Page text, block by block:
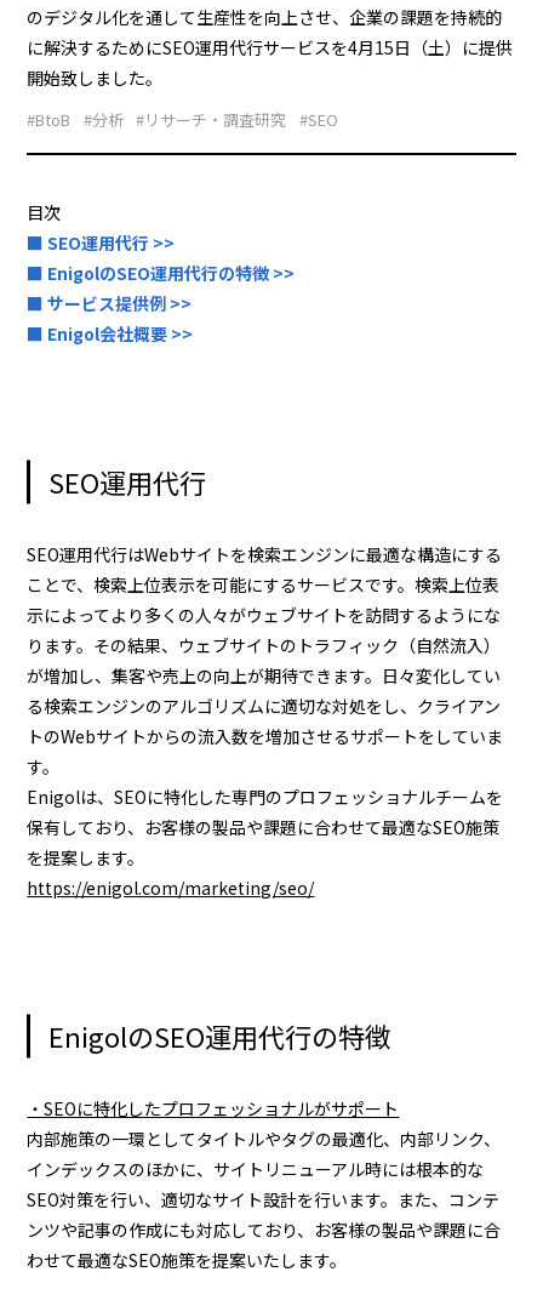
のデジタル化を通して生産性を向上させ、企業の課題を持続的
に解決するためにSEO運用代行サービスを4月15日（土）に提供
開始致しました。
#BtoB #分析 #リサーチ・調査研究 #SEO
目次
■ SEO運用代行 >>
■ EnigolのSEO運用代行の特徴 >>
■ サービス提供例 >>
■ Enigol会社概要 >>
SEO運用代行
SEO運用代行はWebサイトを検索エンジンに最適な構造にする
ことで、検索上位表示を可能にするサービスです。検索上位表
示によってより多くの人々がウェブサイトを訪問するようにな
ります。その結果、ウェブサイトのトラフィック（自然流入）
が増加し、集客や売上の向上が期待できます。日々変化してい
る検索エンジンのアルゴリズムに適切な対処をし、クライアン
トのWebサイトからの流入数を増加させるサポートをしていま
す。
Enigolは、SEOに特化した専門のプロフェッショナルチームを
保有しており、お客様の製品や課題に合わせて最適なSEO施策
を提案します。
https://enigol.com/marketing/seo/
EnigolのSEO運用代行の特徴
・SEOに特化したプロフェッショナルがサポート
内部施策の一環としてタイトルやタグの最適化、内部リンク、
インデックスのほかに、サイトリニューアル時には根本的な
SEO対策を行い、適切なサイト設計を行います。また、コンテ
ンツや記事の作成にも対応しており、お客様の製品や課題に合
わせて最適なSEO施策を提案いたします。